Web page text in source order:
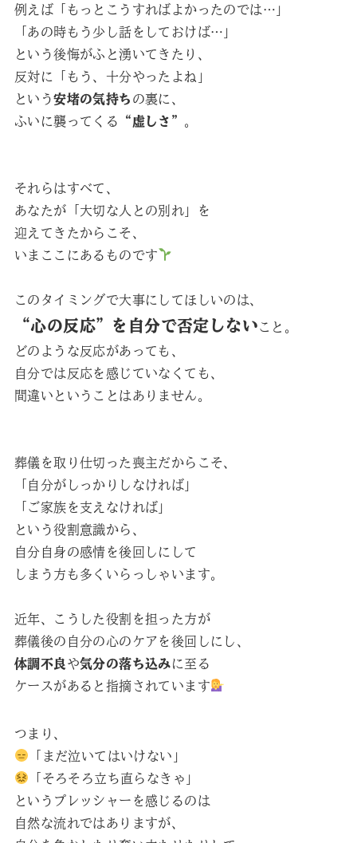
例えば「もっとこうすればよかったのでは…」
「あの時もう少し話をしておけば…」
という後悔がふと湧いてきたり、
反対に「もう、十分やったよね」
という安堵の気持ち の裏に、
ふいに襲ってくる
“虚しさ” 。
それらはすべて、
あなたが「大切な人との別れ」を
迎えてきたからこそ、
いまここにあるものです
このタイミングで大事にしてほしいのは、
“心の反応”を自分で否定しないこと。
どのような反応があっても、
自分では反応を感じていなくても、
間違いということはありません。
葬儀を取り仕切った喪主だからこそ、
「自分がしっかりしなければ」
「ご家族を支えなければ」
という役割意識から、
自分自身の感情を後回しにして
しまう方も多くいらっしゃいます。
近年、こうした役割を担った方が
葬儀後の自分の心のケアを後回しにし、
体調不良や気分の落ち込みに至る
ケースがあると指摘されています
つまり、
「まだ泣いてはいけない」
「そろそろ立ち直らなきゃ」
というプレッシャーを感じるのは
自然な流れではありますが、